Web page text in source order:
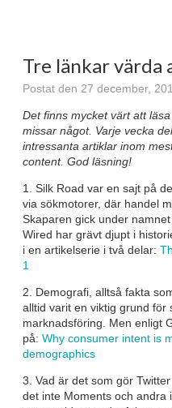
Tre länkar värda
Postat den 27 december,
Det finns mycket värt att
missar något. Varje vecka
intressanta artiklar inom
content. God läsning!
1. Silk Road var en sajt på
via sökmotorer, där handel
Skaparen gick under
Wired har grävt djupt i
i en artikelserie i två delar:
1
2. Demografi, alltså fakta
alltid varit en viktig grund för
marknadsföring. Men enligt
på: Why consumer intent is
demographics
3. Vad är det som gör
det inte Moments och andra